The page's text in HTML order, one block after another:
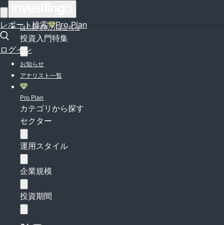
レポート検索 Pro Plan
ログイン
はじめての方はこちら
投資入門特集
お知らせ
アナリスト一覧
Pro Plan
カテゴリから探す
セクター
運用スタイル
企業規模
投資期間